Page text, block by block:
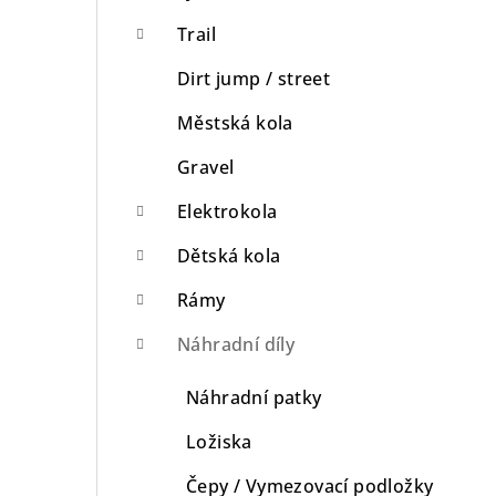
Trail
Dirt jump / street
Městská kola
Gravel
Elektrokola
Dětská kola
Rámy
Náhradní díly
Náhradní patky
Ložiska
Čepy / Vymezovací podložky